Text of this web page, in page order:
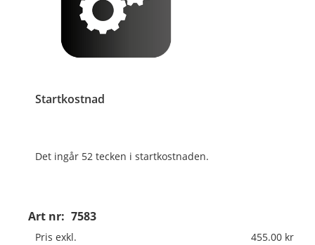
Startkostnad
Art nr: 7583
Det ingår 52 tecken i startkostnaden.
Pris exkl. 455.00